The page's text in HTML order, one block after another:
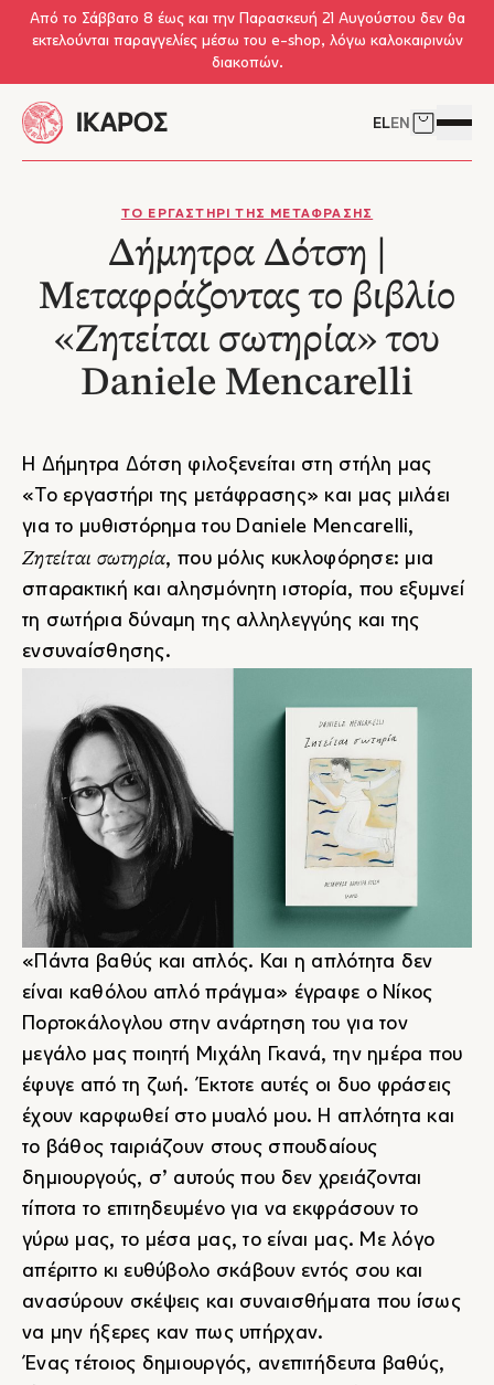
Skip to main content
Από το Σάββατο 8 έως και την Παρασκευή 21 Αυγούστου δεν θα
εκτελούνται παραγγελίες μέσω του e-shop, λόγω καλοκαιρινών
διακοπών.
ELEN Δείτε το
ΤΟ ΕΡΓΑΣΤΗΡΙ ΤΗΣ ΜΕΤΑΦΡΑΣΗΣ
Δήμητρα Δότση |
Μεταφράζοντας το βιβλίο
«Ζητείται σωτηρία» του
Daniele Mencarelli
Η Δήμητρα Δότση φιλοξενείται στη στήλη μας
«Το εργαστήρι της μετάφρασης» και μας μιλάει
για το μυθιστόρημα του Daniele Mencarelli,
Ζητείται σωτηρία, που μόλις κυκλοφόρησε: μια
σπαρακτική και αλησμόνητη ιστορία, που εξυμνεί
τη σωτήρια δύναμη της αλληλεγγύης και της
ενσυναίσθησης.
«Πάντα βαθύς και απλός. Και η απλότητα δεν
είναι καθόλου απλό πράγμα» έγραφε ο Νίκος
Πορτοκάλογλου στην ανάρτηση του για τον
μεγάλο μας ποιητή Μιχάλη Γκανά, την ημέρα που
έφυγε από τη ζωή. Έκτοτε αυτές οι δυο φράσεις
έχουν καρφωθεί στο μυαλό μου. Η απλότητα και
το βάθος ταιριάζουν στους σπουδαίους
δημιουργούς, σ’ αυτούς που δεν χρειάζονται
τίποτα το επιτηδευμένο για να εκφράσουν το
γύρω μας, το μέσα μας, το είναι μας. Με λόγο
απέριττο κι ευθύβολο σκάβουν εντός σου και
ανασύρουν σκέψεις και συναισθήματα που ίσως
να μην ήξερες καν πως υπήρχαν.
Ένας τέτοιος δημιουργός, ανεπιτήδευτα βαθύς,